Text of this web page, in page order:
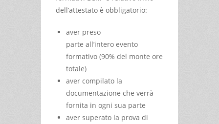
dell’attestato è obbligatorio:
aver preso
parte all’intero evento
formativo (90% del monte ore
totale)
aver compilato la
documentazione che verrà
fornita in ogni sua parte
aver superato la prova di